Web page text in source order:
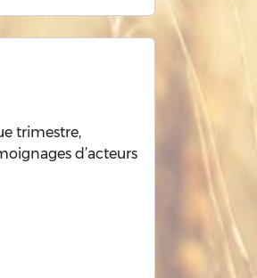
trimestre,
d’acteurs